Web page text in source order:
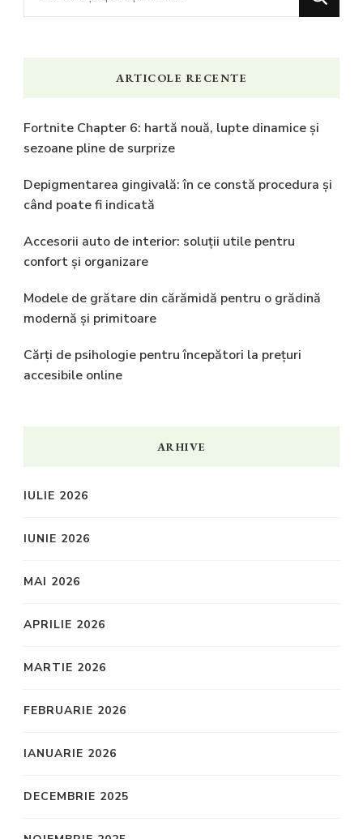
ceva?
ARTICOLE RECENTE
Fortnite Chapter 6: hartă nouă, lupte dinamice și
sezoane pline de surprize
Depigmentarea gingivală: în ce constă procedura și
când poate fi indicată
Accesorii auto de interior: soluții utile pentru
confort și organizare
Modele de grătare din cărămidă pentru o grădină
modernă și primitoare
Cărți de psihologie pentru începători la prețuri
accesibile online
ARHIVE
IULIE 2026
IUNIE 2026
MAI 2026
APRILIE 2026
MARTIE 2026
FEBRUARIE 2026
IANUARIE 2026
DECEMBRIE 2025